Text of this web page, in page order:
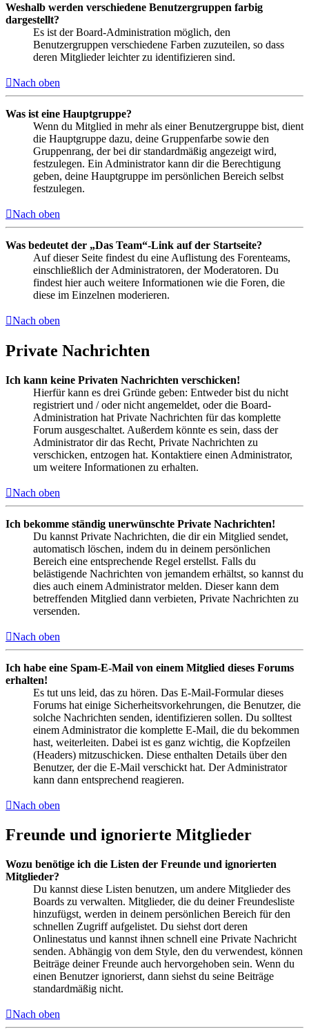
Weshalb werden verschiedene Benutzergruppen farbig
dargestellt?
Es ist der Board-Administration möglich, den
Benutzergruppen verschiedene Farben zuzuteilen, so dass
deren Mitglieder leichter zu identifizieren sind.
Nach oben
Was ist eine Hauptgruppe?
Wenn du Mitglied in mehr als einer Benutzergruppe bist, dient
die Hauptgruppe dazu, deine Gruppenfarbe sowie den
Gruppenrang, der bei dir standardmäßig angezeigt wird,
festzulegen. Ein Administrator kann dir die Berechtigung
geben, deine Hauptgruppe im persönlichen Bereich selbst
festzulegen.
Nach oben
Was bedeutet der „Das Team“-Link auf der Startseite?
Auf dieser Seite findest du eine Auflistung des Forenteams,
einschließlich der Administratoren, der Moderatoren. Du
findest hier auch weitere Informationen wie die Foren, die
diese im Einzelnen moderieren.
Nach oben
Private Nachrichten
Ich kann keine Privaten Nachrichten verschicken!
Hierfür kann es drei Gründe geben: Entweder bist du nicht
registriert und / oder nicht angemeldet, oder die Board-
Administration hat Private Nachrichten für das komplette
Forum ausgeschaltet. Außerdem könnte es sein, dass der
Administrator dir das Recht, Private Nachrichten zu
verschicken, entzogen hat. Kontaktiere einen Administrator,
um weitere Informationen zu erhalten.
Nach oben
Ich bekomme ständig unerwünschte Private Nachrichten!
Du kannst Private Nachrichten, die dir ein Mitglied sendet,
automatisch löschen, indem du in deinem persönlichen
Bereich eine entsprechende Regel erstellst. Falls du
belästigende Nachrichten von jemandem erhältst, so kannst du
dies auch einem Administrator melden. Dieser kann dem
betreffenden Mitglied dann verbieten, Private Nachrichten zu
versenden.
Nach oben
Ich habe eine Spam-E-Mail von einem Mitglied dieses Forums
erhalten!
Es tut uns leid, das zu hören. Das E-Mail-Formular dieses
Forums hat einige Sicherheitsvorkehrungen, die Benutzer, die
solche Nachrichten senden, identifizieren sollen. Du solltest
einem Administrator die komplette E-Mail, die du bekommen
hast, weiterleiten. Dabei ist es ganz wichtig, die Kopfzeilen
(Headers) mitzuschicken. Diese enthalten Details über den
Benutzer, der die E-Mail verschickt hat. Der Administrator
kann dann entsprechend reagieren.
Nach oben
Freunde und ignorierte Mitglieder
Wozu benötige ich die Listen der Freunde und ignorierten
Mitglieder?
Du kannst diese Listen benutzen, um andere Mitglieder des
Boards zu verwalten. Mitglieder, die du deiner Freundesliste
hinzufügst, werden in deinem persönlichen Bereich für den
schnellen Zugriff aufgelistet. Du siehst dort deren
Onlinestatus und kannst ihnen schnell eine Private Nachricht
senden. Abhängig von dem Style, den du verwendest, können
Beiträge deiner Freunde auch hervorgehoben sein. Wenn du
einen Benutzer ignorierst, dann siehst du seine Beiträge
standardmäßig nicht.
Nach oben